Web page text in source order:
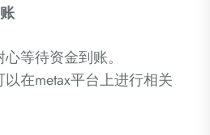
等待资金到账。
在metax平台上进行相关